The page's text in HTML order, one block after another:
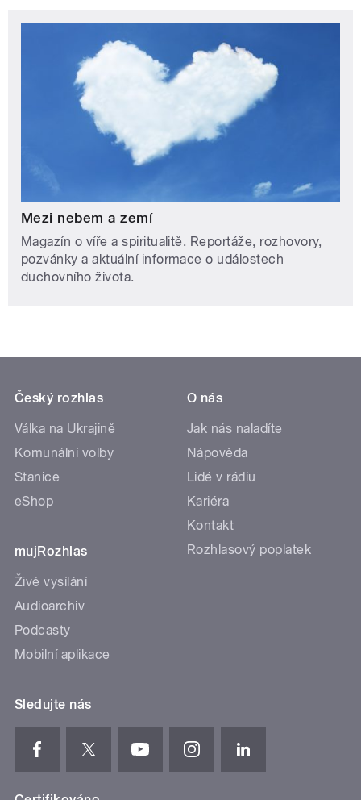
Mezi nebem a zemí
Magazín o víře a spiritualitě. Reportáže, rozhovory,
pozvánky a aktuální informace o událostech
duchovního života.
Český rozhlas
Válka na Ukrajině
Komunální volby
Stanice
eShop
mujRozhlas
Živé vysílání
Audioarchiv
Podcasty
Mobilní aplikace
O nás
Jak nás naladíte
Nápověda
Lidé v rádiu
Kariéra
Kontakt
Rozhlasový poplatek
Sledujte nás